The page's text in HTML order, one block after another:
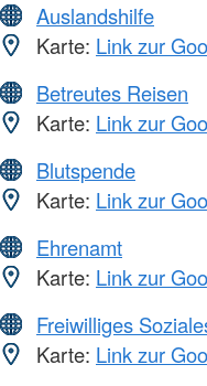
Auslandshilfe
Karte: Link zur
Betreutes Reisen
Karte: Link zur
Blutspende
Karte: Link zur
Ehrenamt
Karte: Link zur
Freiwilliges
Karte: Link zur